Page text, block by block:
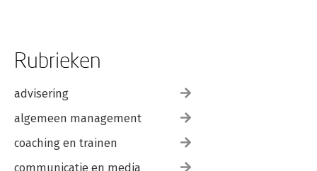
Rubrieken
advisering
algemeen management
coaching en trainen
communicatie en media